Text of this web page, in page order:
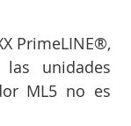
PrimeLINE®,
las unidades
ML5 no es